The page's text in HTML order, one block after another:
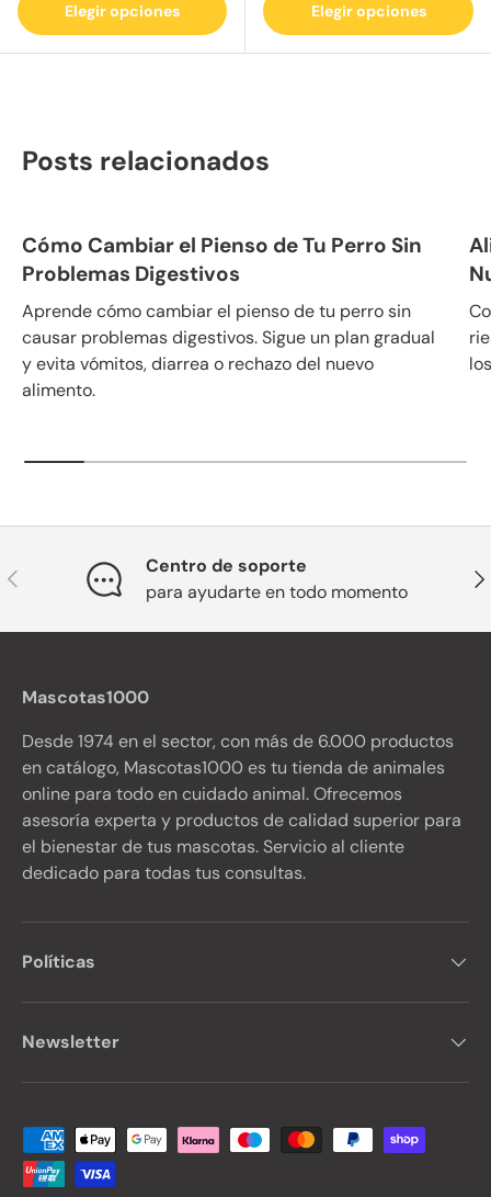
Elegir opciones Elegir opciones
Posts relacionados
Cómo Cambiar el Pienso de Tu Perro Sin
Problemas Digestivos
Aprende cómo cambiar el pienso de tu perro sin
causar problemas digestivos. Sigue un plan gradual
y evita vómitos, diarrea o rechazo del nuevo
alimento.
Anterior
Centro de soporte
para ayudarte en todo momento
Mascotas1000
Desde 1974 en el sector, con más de 6.000 productos
en catálogo, Mascotas1000 es tu tienda de animales
online para todo en cuidado animal. Ofrecemos
asesoría experta y productos de calidad superior para
el bienestar de tus mascotas. Servicio al cliente
dedicado para todas tus consultas.
Políticas
Newsletter
Formas de pago aceptadas